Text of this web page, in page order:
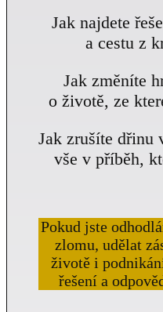
Jak najdete
a cestu z
Jak změníte
o životě, ze
Jak zrušíte dřinu
vše v příběh,
Pokud jste
zlomu, udělat
životě i
řešení a